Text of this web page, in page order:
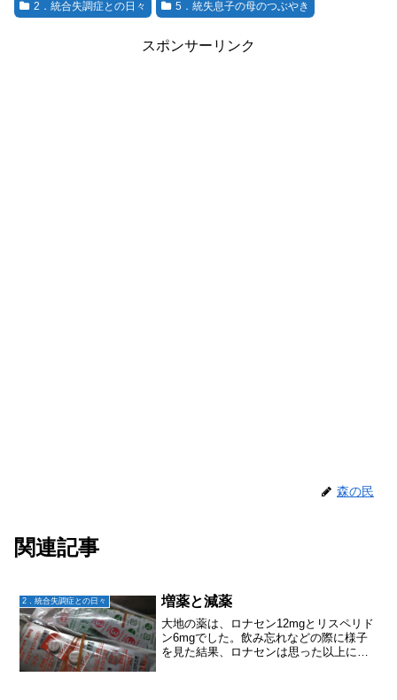
2．統合失調症との日々 5．統失息子の母のつぶやき
スポンサーリンク
森の民
関連記事
2．統合失調症との日々 増薬と減薬
大地の薬は、ロナセン12mgとリスペリド
ン6mgでした。飲み忘れなどの際に様子
を見た結果、ロナセンは思った以上に妄